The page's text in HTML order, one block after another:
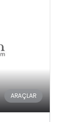
ARAÇLAR